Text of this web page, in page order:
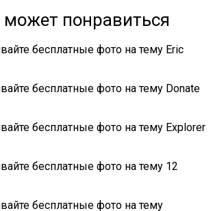
понравиться
бесплатные фото на тему Eric
бесплатные фото на тему Donate
бесплатные фото на тему Explorer
бесплатные фото на тему 12
бесплатные фото на тему